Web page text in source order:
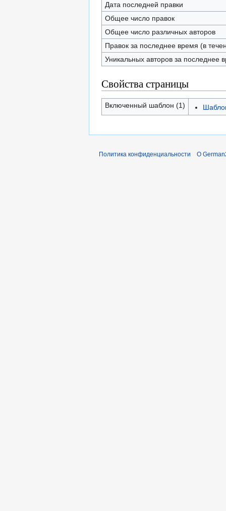
Дата последней правки
Общее число правок
Общее число различных авторов
Правок за последнее время (в
Уникальных авторов за последнее
Свойства страницы
Включенный шаблон (1)
Политика конфиденциальности О